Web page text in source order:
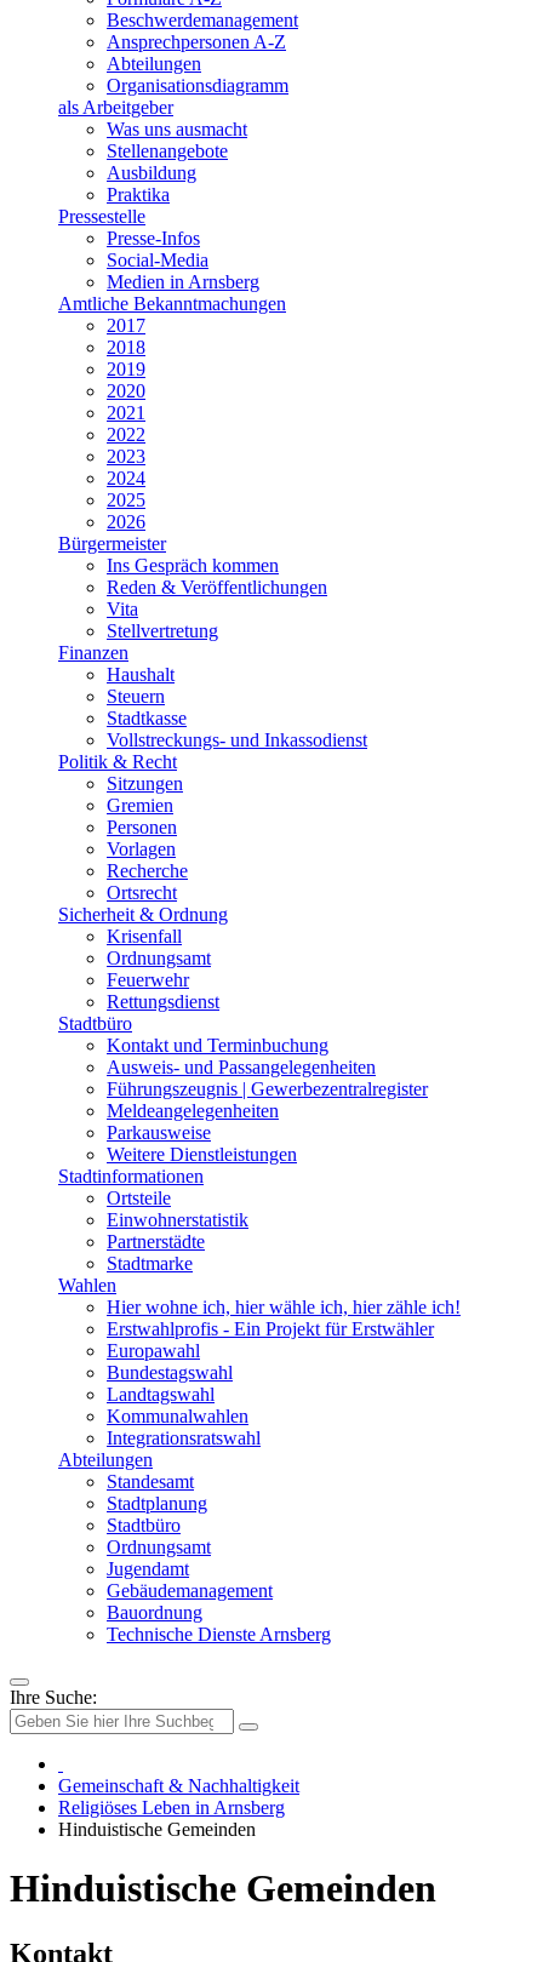
Beschwerdemanagement
Ansprechpersonen A-Z
Abteilungen
Organisationsdiagramm
als Arbeitgeber
Was uns ausmacht
Stellenangebote
Ausbildung
Praktika
Pressestelle
Presse-Infos
Social-Media
Medien in Arnsberg
Amtliche Bekanntmachungen
2017
2018
2019
2020
2021
2022
2023
2024
2025
2026
Bürgermeister
Ins Gespräch kommen
Reden & Veröffentlichungen
Vita
Stellvertretung
Finanzen
Haushalt
Steuern
Stadtkasse
Vollstreckungs- und Inkassodienst
Politik & Recht
Sitzungen
Gremien
Personen
Vorlagen
Recherche
Ortsrecht
Sicherheit & Ordnung
Krisenfall
Ordnungsamt
Feuerwehr
Rettungsdienst
Stadtbüro
Kontakt und Terminbuchung
Ausweis- und Passangelegenheiten
Führungszeugnis | Gewerbezentralregister
Meldeangelegenheiten
Parkausweise
Weitere Dienstleistungen
Stadtinformationen
Ortsteile
Einwohnerstatistik
Partnerstädte
Stadtmarke
Wahlen
Hier wohne ich, hier wähle ich, hier zähle ich!
Erstwahlprofis - Ein Projekt für Erstwähler
Europawahl
Bundestagswahl
Landtagswahl
Kommunalwahlen
Integrationsratswahl
Abteilungen
Standesamt
Stadtplanung
Stadtbüro
Ordnungsamt
Jugendamt
Gebäudemanagement
Bauordnung
Technische Dienste Arnsberg
Ihre Suche:
Gemeinschaft & Nachhaltigkeit
Religiöses Leben in Arnsberg
Hinduistische Gemeinden
Hinduistische Gemeinden
Kontakt